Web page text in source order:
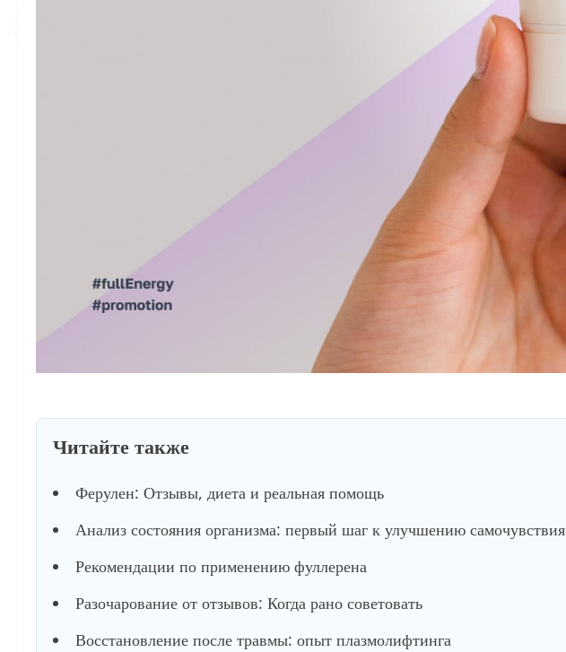
Читайте также
Ферулен: Отзывы, диета и реальная помощь
Анализ состояния организма: первый шаг к улучшению самочувствия
Рекомендации по применению фуллерена
Разочарование от отзывов: Когда рано советовать
Восстановление после травмы: опыт плазмолифтинга